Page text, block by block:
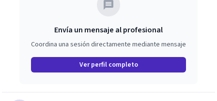
Envía un mensaje al profesional
Coordina una sesión directamente mediante mensaje
Ver perfil completo